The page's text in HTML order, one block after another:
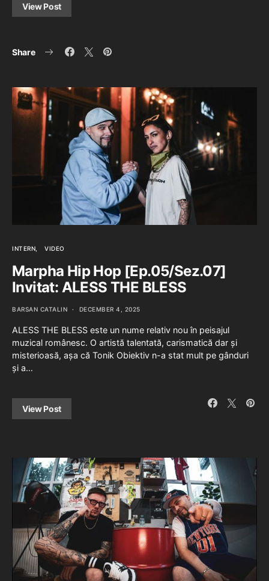
View Post
Share
INTERN VIDEO
Marpha Hip Hop [Ep.05/Sez.07]
Invitat: ALESS THE BLESS
BARSAN CATALIN DECEMBER 4, 2025
ALESS THE BLESS este un nume relativ nou în peisajul
muzical românesc. O artistă talentată, carismatică dar și
misterioasă, așa că Tonik Obiektiv n-a stat mult pe gânduri
și a…
View Post